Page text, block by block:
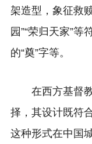
架造型，象征救
园”“荣归天家”
的“奠”字等。
在西方基督
择，其设计既符
这种形式在中国